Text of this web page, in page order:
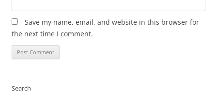
Save my name, email, and website in this browser for
the next time I comment.
Search